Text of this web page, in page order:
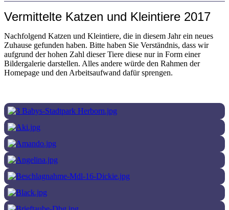
Vermittelte Katzen und Kleintiere 2017
Nachfolgend Katzen und Kleintiere, die in diesem Jahr ein neues
Zuhause gefunden haben. Bitte haben Sie Verständnis, dass wir
aufgrund der hohen Zahl dieser Tiere diese nur in Form einer
Bildergalerie darstellen. Alles andere würde den Rahmen der
Homepage und den Arbeitsaufwand dafür sprengen.